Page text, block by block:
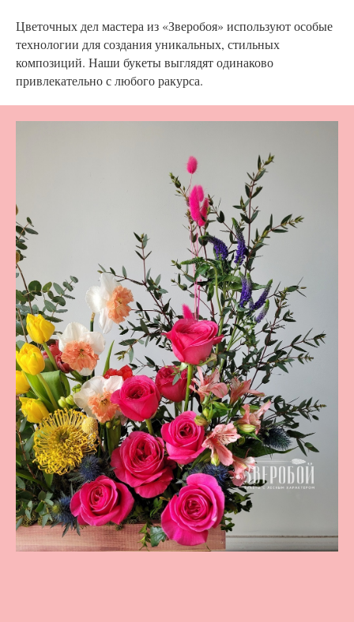
Цветочных дел мастера из «Зверобоя» используют особые
технологии для создания уникальных, стильных
композиций. Наши букеты выглядят одинаково
привлекательно с любого ракурса.